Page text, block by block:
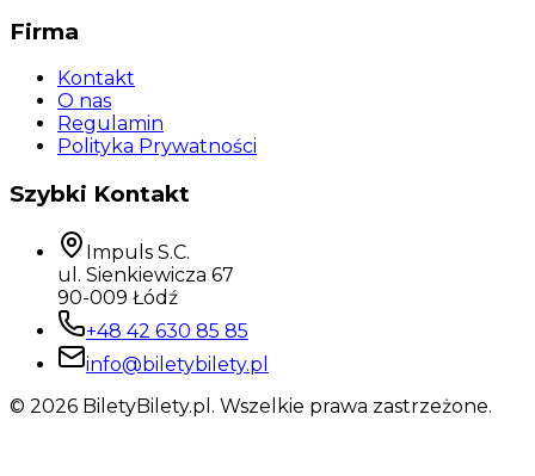
Firma
Kontakt
O nas
Regulamin
Polityka Prywatności
Szybki Kontakt
Impuls S.C.
ul. Sienkiewicza 67
90-009 Łódź
+48 42 630 85 85
info@biletybilety.pl
© 2026 BiletyBilety.pl. Wszelkie prawa zastrzeżone.